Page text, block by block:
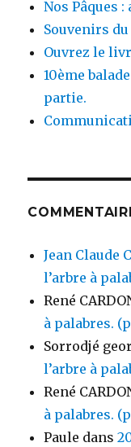
Nos Pâques :
Souvenirs
Ouvrez le
10ème
partie.
Jean Claude
l’arbre à
René
à palabres.
Sorrodjé
l’arbre à
René
à palabres.
Paule dans